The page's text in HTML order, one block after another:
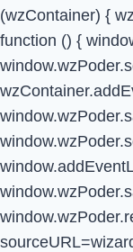
(wzContainer) {
function () {